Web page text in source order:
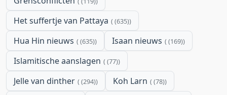
Het suffertje van Pattaya (635)
Hua Hin nieuws (635) Isaan nieuws (169)
Islamitische aanslagen (77)
Jelle van dinther (294) Koh Larn (78)